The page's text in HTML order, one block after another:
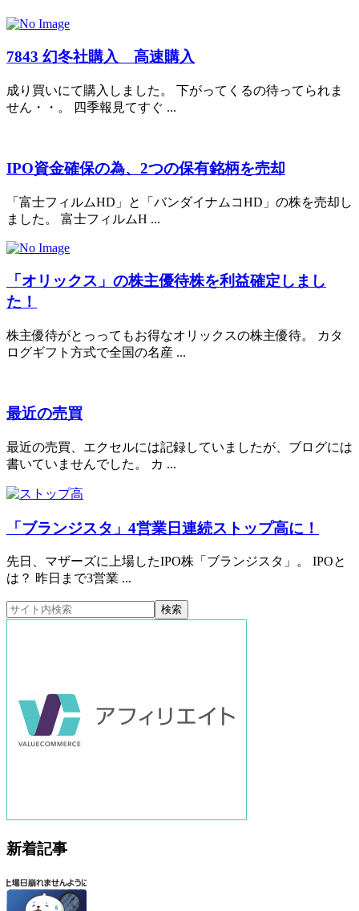
7843 幻冬社購入 高速購入
成り買いにて購入しました。 下がってくるの待ってられま
せん・・。 四季報見てすぐ ...
IPO資金確保の為、2つの保有銘柄を売却
「富士フィルムHD」と「バンダイナムコHD」の株を売却し
ました。 富士フィルムH ...
「オリックス」の株主優待株を利益確定しまし
た！
株主優待がとっってもお得なオリックスの株主優待。 カタ
ログギフト方式で全国の名産 ...
最近の売買
最近の売買、エクセルには記録していましたが、ブログには
書いていませんでした。 カ ...
「ブランジスタ」4営業日連続ストップ高に！
先日、マザーズに上場したIPO株「ブランジスタ」。 IPOと
は？ 昨日まで3営業 ...
新着記事